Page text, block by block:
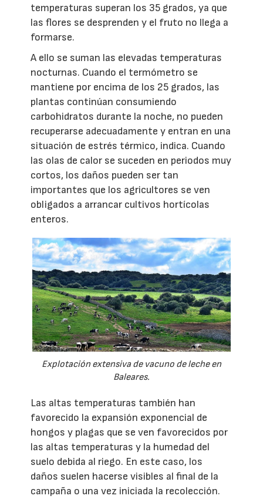
temperaturas superan los 35 grados, ya que
las flores se desprenden y el fruto no llega a
formarse.
A ello se suman las elevadas temperaturas
nocturnas. Cuando el termómetro se
mantiene por encima de los 25 grados, las
plantas continúan consumiendo
carbohidratos durante la noche, no pueden
recuperarse adecuadamente y entran en una
situación de estrés térmico, indica. Cuando
las olas de calor se suceden en periodos muy
cortos, los daños pueden ser tan
importantes que los agricultores se ven
obligados a arrancar cultivos hortícolas
enteros.
Explotación extensiva de vacuno de leche en
Baleares.
Las altas temperaturas también han
favorecido la expansión exponencial de
hongos y plagas que se ven favorecidos por
las altas temperaturas y la humedad del
suelo debida al riego. En este caso, los
daños suelen hacerse visibles al final de la
campaña o una vez iniciada la recolección.